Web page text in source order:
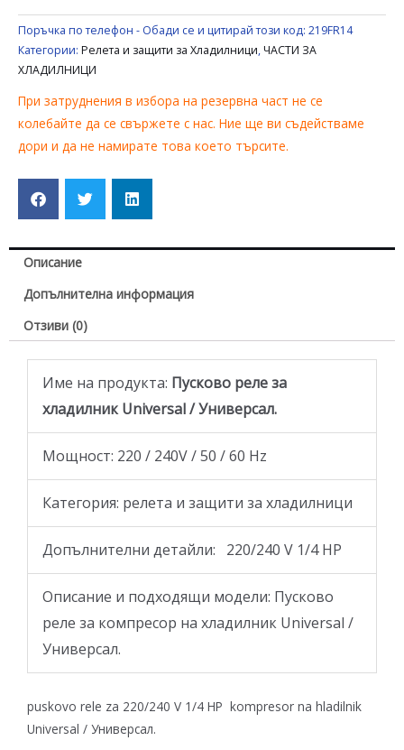
ХЛАДИЛНИК
UNIVERSAL
Поръчка по телефон - Обади се и цитирай този код: 219FR14
Категории: Релета и защити за Хладилници,ЧАСТИ ЗА
ХЛАДИЛНИЦИ
При затруднения в избора на резервна част не се
колебайте да се свържете с нас. Ние ще ви съдействаме
дори и да не намирате това което търсите.
Описание
Допълнителна информация
Отзиви (0)
Име на продукта: Пусково реле за
хладилник Universal / Универсал.
Мощност: 220 / 240V / 50 / 60 Hz
Категория: релета и защити за хладилници
Допълнителни детайли: 220/240 V 1/4 HP
Oписание и подходящи модели: Пусково
реле за компресор на хладилник Universal /
Универсал.
puskovo rele za 220/240 V 1/4 HP kompresor na hladilnik
Universal / Универсал.